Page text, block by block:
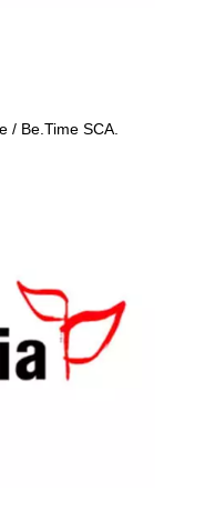
/ Be.Time SCA.